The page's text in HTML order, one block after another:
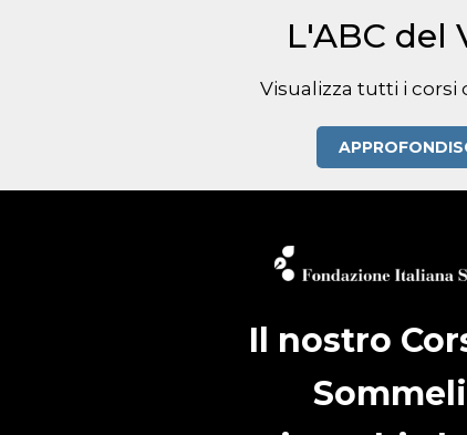
L'ABC del
Visualizza tutti i corsi
Il nostro